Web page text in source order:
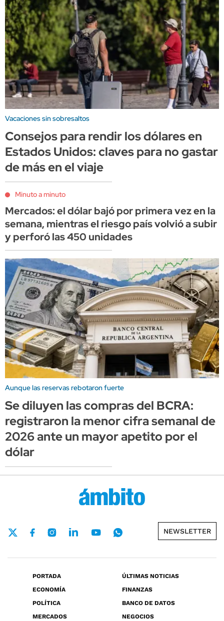
Vacaciones sin sobresaltos
Consejos para rendir los dólares en
Estados Unidos: claves para no gastar
de más en el viaje
Minuto a minuto
Mercados: el dólar bajó por primera vez en la
semana, mientras el riesgo país volvió a subir
y perforó las 450 unidades
Aunque las reservas rebotaron fuerte
Se diluyen las compras del BCRA:
registraron la menor cifra semanal de
2026 ante un mayor apetito por el
dólar
NEWSLETTER
PORTADA
ÚLTIMAS NOTICIAS
ECONOMÍA
FINANZAS
POLÍTICA
BANCO DE DATOS
MERCADOS
NEGOCIOS